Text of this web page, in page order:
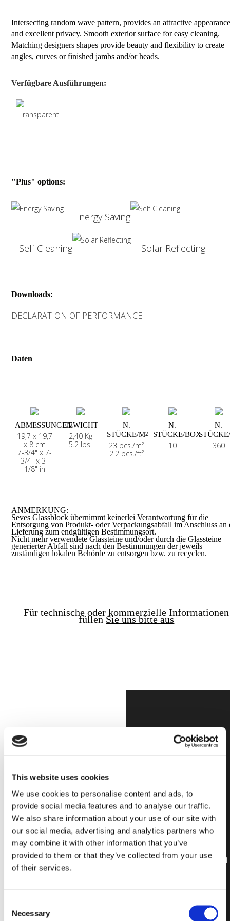
This website uses cookies
We use cookies to personalise content and ads, to
provide social media features and to analyse our traffic.
We also share information about your use of our site with
our social media, advertising and analytics partners who
may combine it with other information that you’ve
provided to them or that they’ve collected from your use
of their services.
Selection
Necessary
Intersecting random wave pattern, provides an attractive
and excellent privacy. Smooth exterior surface for easy cleaning.
Matching designers shapes provide beauty and flexibility to create
angles, curves or finished jambs and/or heads.
Verfügbare Ausführungen:
"Plus" options:
Energy Saving
Self Cleaning Solar Reflecting
Downloads:
DECLARATION OF PERFORMANCE
Daten
ABMESSUNGEN
19,7 x 19,7
x 8 cm
7-3/4" x 7-
3/4" x 3-
1/8" in
GEWICHT
2,40 Kg
5.2 lbs.
N.
STÜCKE/M2
23 pcs./m²
2.2 pcs./ft²
N.
STÜCKE/BOX
10
N.
360
ANMERKUNG:
Seves Glassblock übernimmt keinerlei Verantwortung für die
Entsorgung von Produkt- oder Verpackungsabfall im Anschluss an
Lieferung zum endgültigen Bestimmungsort.
Nicht mehr verwendete Glassteine und/oder durch die Glassteine
generierter Abfall sind nach den Bestimmungen der jeweils
zuständigen lokalen Behörde zu entsorgen bzw. zu recyclen.
Für technische oder kommerzielle Informationen
füllenSie uns bitte aus
Schönheit und
Flexibilität für
Projekte, bei
denen
Charakter,
Wärme und
Originalität im